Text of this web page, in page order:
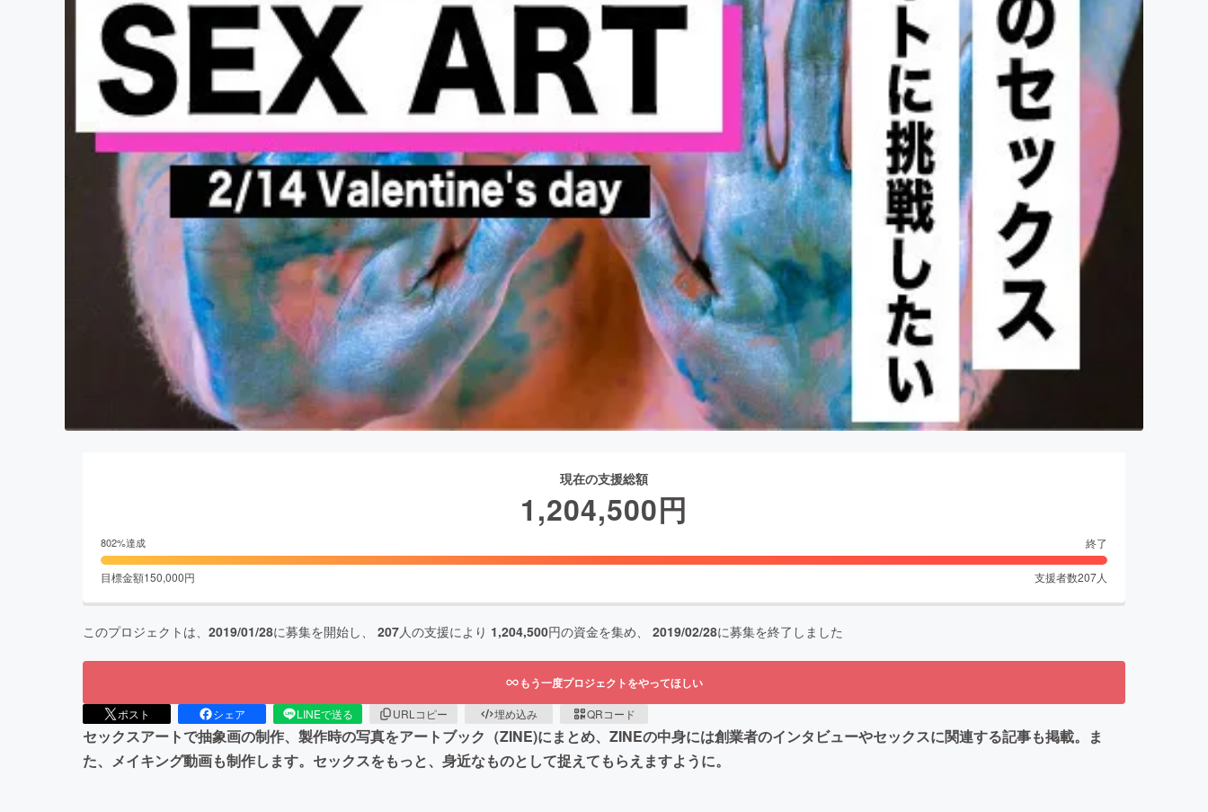
現在の支援総額
1,204,500円
802%達成 終了
目標金額150,000円 支援者数207人
このプロジェクトは、 2019/01/28に募集を開始し、 207人の支援により 1,204,500円の資金を集め、 2019/02/28に募集を終了しました
もう一度プロジェクトをやってほしい
ポスト シェア LINEで送る URLコピー 埋め込み QRコード
セックスアートで抽象画の制作、製作時の写真をアートブック（ZINE)にまとめ、ZINEの中身には創業者のインタビューやセックスに関連する記事も掲載。ま
た、メイキング動画も制作します。セックスをもっと、身近なものとして捉えてもらえますように。